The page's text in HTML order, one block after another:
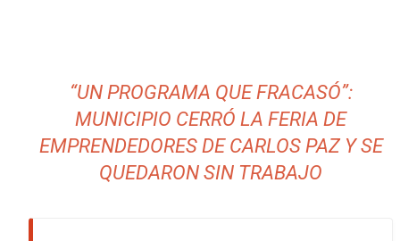
“UN PROGRAMA QUE FRACASÓ”:
MUNICIPIO CERRÓ LA FERIA DE
EMPRENDEDORES DE CARLOS PAZ Y SE
QUEDARON SIN TRABAJO